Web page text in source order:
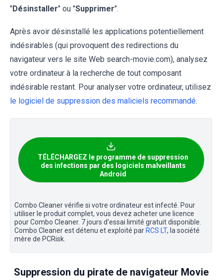
"Désinstaller" ou "Supprimer".
Après avoir désinstallé les applications potentiellement
indésirables (qui provoquent des redirections du
navigateur vers le site Web search-movie.com), analysez
votre ordinateur à la recherche de tout composant
indésirable restant. Pour analyser votre ordinateur, utilisez
le logiciel de suppression des maliciels recommandé.
TÉLÉCHARGEZ le programme de suppression
des infections par des logiciels malveillants
Android
Combo Cleaner vérifie si votre ordinateur est infecté. Pour
utiliser le produit complet, vous devez acheter une licence
pour Combo Cleaner. 7 jours d’essai limité gratuit disponible.
Combo Cleaner est détenu et exploité par RCS LT, la société
mère de PCRisk.
Suppression du pirate de navigateur Movie